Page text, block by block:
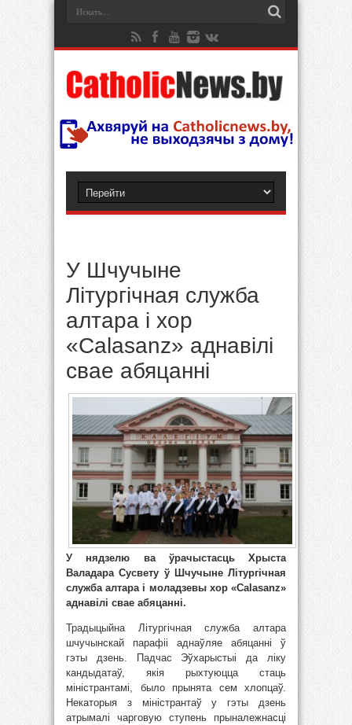
У Шчучыне
Літургічная служба
алтара і хор
«Calasanz» аднавілі
свае абяцанні
У нядзелю ва ўрачыстасць Хрыста
Валадара Сусвету ў Шчучыне Літургічная
служба алтара і моладзевы хор «Calasanz»
аднавілі свае абяцанні.
Традыцыйна Літургічная служба алтара
шчучынскай парафіі аднаўляе абяцанні ў
гэты дзень. Падчас Эўхарыстыі да ліку
кандыдатаў, якія рыхтуюцца стаць
міністрантамі, было прынята сем хлопцаў.
Некаторыя з міністрантаў у гэты дзень
атрымалі чарговую ступень прыналежнасці